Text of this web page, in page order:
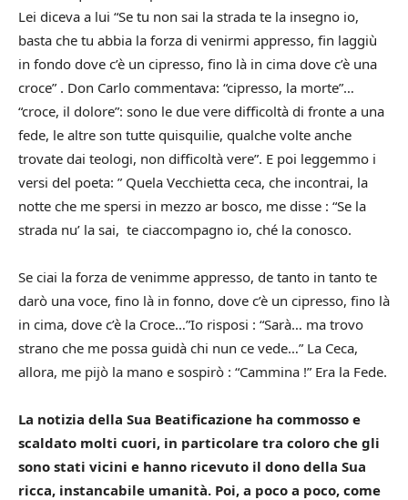
Lei diceva a lui “Se tu non sai la strada te la insegno io,
basta che tu abbia la forza di venirmi appresso, fin laggiù
in fondo dove c’è un cipresso, fino là in cima dove c’è una
croce” . Don Carlo commentava: “cipresso, la morte”…
“croce, il dolore”: sono le due vere difficoltà di fronte a una
fede, le altre son tutte quisquilie, qualche volte anche
trovate dai teologi, non difficoltà vere”. E poi leggemmo i
versi del poeta: ” Quela Vecchietta ceca, che incontrai, la
notte che me spersi in mezzo ar bosco, me disse : “Se la
strada nu’ la sai, te ciaccompagno io, ché la conosco.
Se ciai la forza de venimme appresso, de tanto in tanto te
darò una voce, fino là in fonno, dove c’è un cipresso, fino là
in cima, dove c’è la Croce…”Io risposi : “Sarà… ma trovo
strano che me possa guidà chi nun ce vede…” La Ceca,
allora, me pijò la mano e sospirò : “Cammina !” Era la Fede.
La notizia della Sua Beatificazione ha commosso e
scaldato molti cuori, in particolare tra coloro che gli
sono stati vicini e hanno ricevuto il dono della Sua
ricca, instancabile umanità. Poi, a poco a poco, come